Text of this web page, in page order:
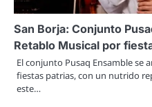
San Borja: Conjunto
Retablo Musical por
El conjunto Pusaq Ensamble se
fiestas patrias, con un nutrido
este…